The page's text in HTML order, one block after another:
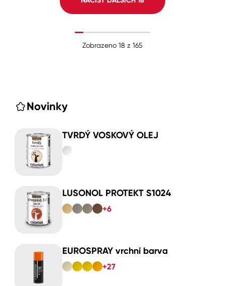
Zobrazeno 18 z 165
Novinky
TVRDÝ VOSKOVÝ OLEJ
LUSONOL PROTEKT S1024
+6
EUROSPRAY vrchní barva
+27